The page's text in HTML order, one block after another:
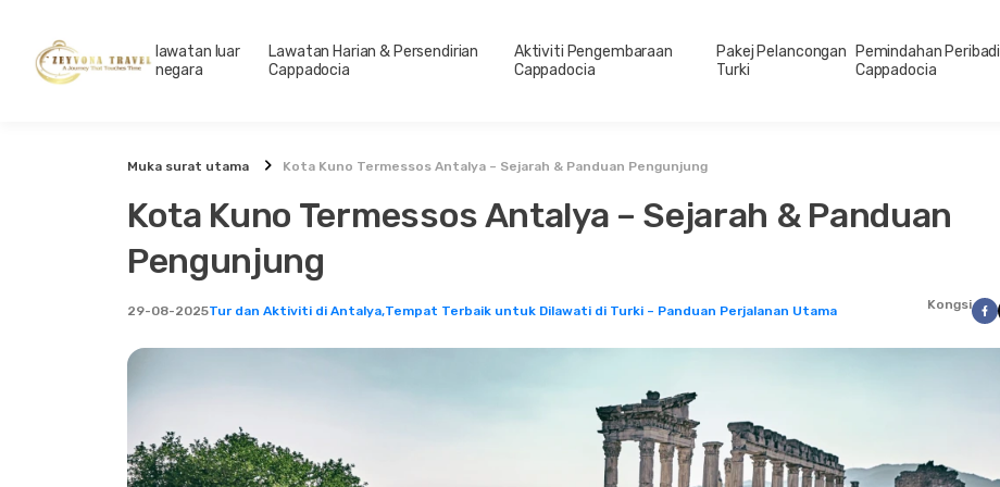
lawatan luar
negara
Lawatan Harian & Persendirian
Cappadocia
Aktiviti Pengembaraan
Cappadocia
Pakej Pelancongan
Turki
Pemindahan Peribadi
Cappadocia
Muka surat utama Kota Kuno Termessos Antalya – Sejarah & Panduan Pengunjung
Kota Kuno Termessos Antalya – Sejarah & Panduan
Pengunjung
29-08-2025Tur dan Aktiviti di Antalya,Tempat Terbaik untuk Dilawati di Turki – Panduan Perjalanan Utama Kongsi